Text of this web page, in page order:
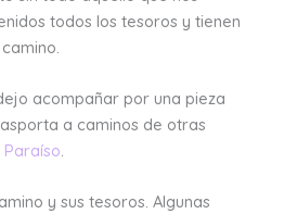
todos los tesoros y tienen
acompañar por una pieza
a caminos de otras
.
y sus tesoros. Algunas